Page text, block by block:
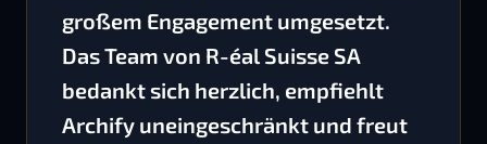
großem Engagement umgesetzt.
Das Team von R-éal Suisse SA
bedankt sich herzlich, empfiehlt
Archify uneingeschränkt und freut